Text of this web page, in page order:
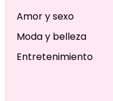
Amor y sexo
Moda y belleza
Entretenimiento